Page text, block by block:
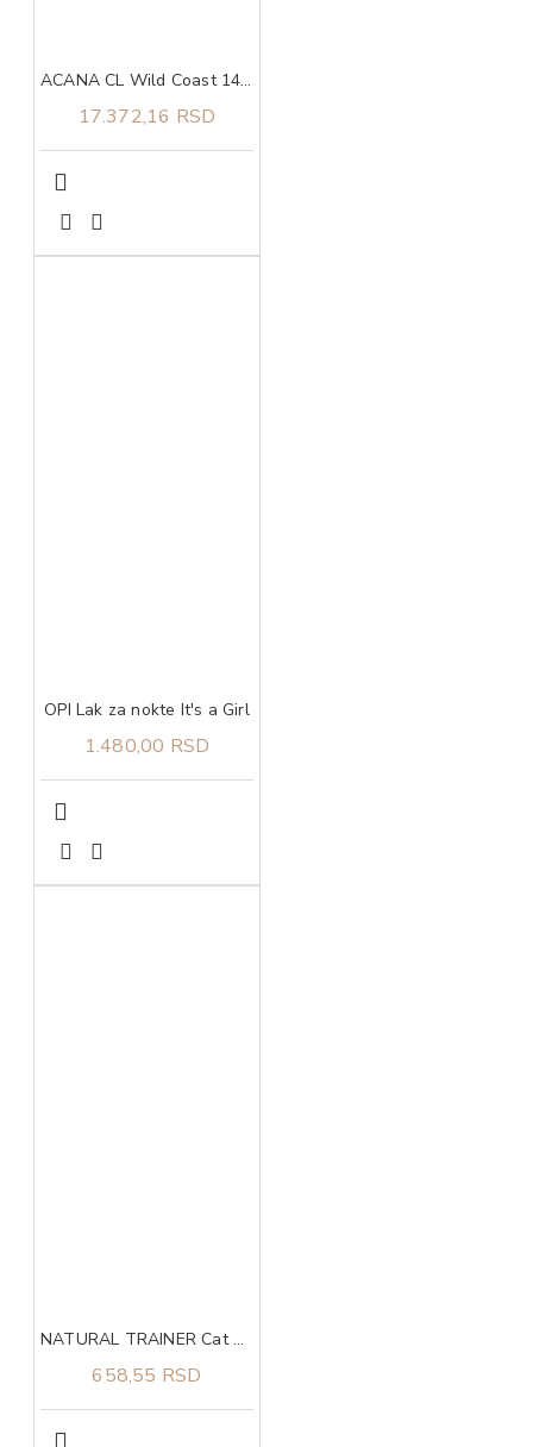
ACANA CL Wild Coast 14,5 kg
17.372,16 RSD
OPI Lak za nokte It's a Girl
1.480,00 RSD
NATURAL TRAINER Cat urinary piletina za odrasle mačke 300g
658,55 RSD